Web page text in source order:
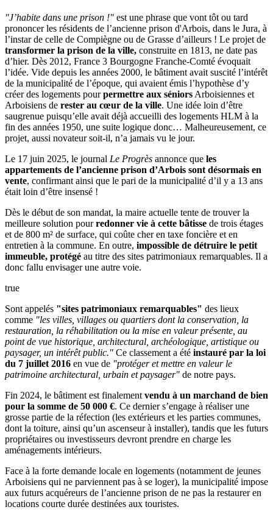
"J’habite dans une prison !" est une phrase que vont tôt ou tard
prononcer les résidents de l’ancienne prison d'Arbois, dans le Jura, à
l’instar de celle de Compiègne ou de Grasse d’ailleurs ! Le projet de
transformer la prison de la ville, construite en 1813, ne date pas
d’hier. Dès 2012, France 3 Bourgogne Franche-Comté évoquait
l’idée. Vide depuis les années 2000, le bâtiment avait suscité l’intérêt
de la municipalité de l’époque, qui avaient émis l’hypothèse d’y
créer des logements pourpermettre aux séniors Arboisiennes et
Arboisiens de rester au cœur de la ville. Une idée loin d’être
saugrenue puisqu’elle avait déjà accueilli des logements HLM à la
fin des années 1950, une suite logique donc… Malheureusement, ce
projet, aussi novateur soit-il, n’a jamais vu le jour.
Le 17 juin 2025, le journal Le Progrès annonce que les
appartements de l’ancienne prison d’Arbois sont désormais en
vente, confirmant ainsi que le pari de la municipalité d’il y a 13 ans
était loin d’être insensé !
Dès le début de son mandat, la maire actuelle tente de trouver la
meilleure solution pourredonner vie à cette bâtisse de trois étages
et de 800 m² de surface, qui coûte cher en taxe foncière et en
entretien à la commune. En outre, impossible de détruire le petit
immeuble, protégé au titre des sites patrimoniaux remarquables. Il a
donc fallu envisager une autre voie.
true
Sont appelés "sites patrimoniaux remarquables" des lieux
comme "les villes, villages ou quartiers dont la conservation, la
restauration, la réhabilitation ou la mise en valeur présente, au
point de vue historique, architectural, archéologique, artistique ou
paysager, un intérêt public." Ce classement a été instauré par la loi
du 7 juillet 2016 en vue de "protéger et mettre en valeur le
patrimoine architectural, urbain et paysager" de notre pays.
Fin 2024, le bâtiment est finalement vendu à un marchand de bien
pour la somme de 50 000 €. Ce dernier s’engage à réaliser une
grosse partie de la réfection (les extérieurs et les parties communes,
dont la toiture, ainsi qu’un ascenseur à installer), tandis que les futurs
propriétaires ou investisseurs devront prendre en charge les
aménagements intérieurs.
Face à la forte demande locale en logements (notamment de jeunes
Arboisiens qui ne parviennent pas à se loger), la municipalité impose
aux futurs acquéreurs de l’ancienne prison de ne pas la restaurer en
locations courte durée destinées aux touristes.